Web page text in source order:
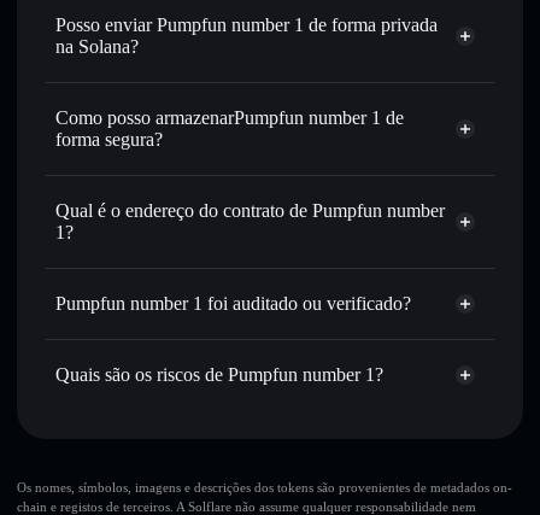
Trocar instantaneamente— trocar PFN1 por SOL,
USDC ou milhares de outros tokens Solana com
melhor preço disponível
Definir ordens limite— automatizar transações ao teu
preço-alvo para PFN1
Utilizar DCA— investir de forma faseada ao longo do
Enviar de forma privada
— transferir PFN1 sem associar
Privacidade integrado da Solflare
Acompanhar em tempo real— monitorizar o preço,
não-custodial onde controlas as tuas chaves privadas
Posso enviar Pumpfun number 1 de forma privada
na Solana?
Agregador de Privacidade
Como posso armazenarPumpfun number 1 de
forma segura?
Pumpfun number 1
Qual é o endereço do contrato de Pumpfun number
1?
Pumpfun
GBx8wWb3Mo9qFPzBcPV95nNvNAWeZEYVqo9XZqVFpump
PFN1
Carteira
Pumpfun number 1 foi auditado ou verificado?
Pumpfun number 1 não está verificado
Quais são os riscos de Pumpfun number 1?
10 principais carteiras
Pumpfun number 1
Os nomes, símbolos, imagens e descrições dos tokens são provenientes de metadados on-
chain e registos de terceiros. A Solflare não assume qualquer responsabilidade nem